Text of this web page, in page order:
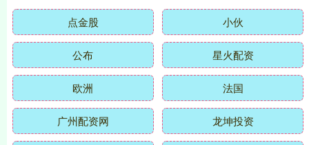
点金股 小伙
公布 星火配资
欧洲 法国
广州配资网 龙坤投资